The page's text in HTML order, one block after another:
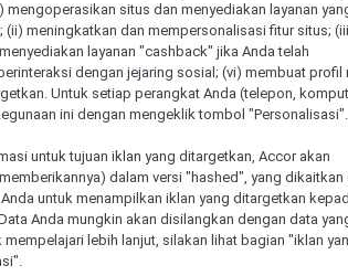
situs dan menyediakan layanan
meningkatkan dan mempersonalisasi fitur situs;
layanan "cashback" jika Anda telah
dengan jejaring sosial; (vi) membuat profil
Untuk setiap perangkat Anda (telepon,
ini dengan mengeklik tombol "Personalisasi".
untuk tujuan iklan yang ditargetkan, Accor akan
dalam versi "hashed", yang dikaitkan
untuk menampilkan iklan yang ditargetkan
Anda mungkin akan disilangkan dengan data
lebih lanjut, silakan lihat bagian "iklan